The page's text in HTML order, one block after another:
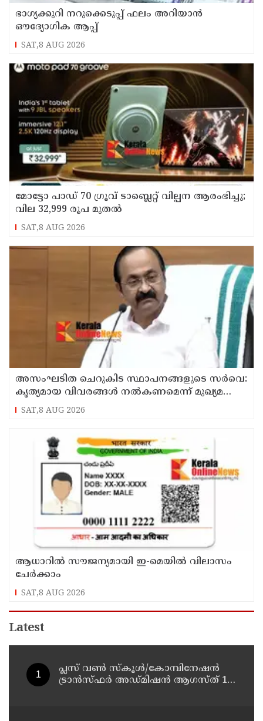
ഭാഗ്യക്കുറി നറുക്കെടുപ്പ് ഫലം അറിയാൻ
ഔദ്യോഗിക ആപ്പ്
SAT,8 AUG 2026
മോട്ടോ പാഡ് 70 ഗ്രൂവ് ടാബ്ലെറ്റ് വില്പന ആരംഭിച്ചു;
വില 32,999 രൂപ മുതൽ
SAT,8 AUG 2026
അസംഘടിത ചെറുകിട സ്ഥാപനങ്ങളുടെ സർവെ:
കൃത്യമായ വിവരങ്ങൾ നൽകണമെന്ന് മുഖ്യമന്ത്രി
വി ഡി സതീശൻ
SAT,8 AUG 2026
ആധാറിൽ സൗജന്യമായി ഇ-മെയിൽ വിലാസം
ചേർക്കാം
SAT,8 AUG 2026
Latest
പ്ലസ് വൺ സ്‌കൂൾ/കോമ്പിനേഷൻ
ട്രാൻസ്ഫർ അഡ്മിഷൻ ആഗസ്ത് 10,